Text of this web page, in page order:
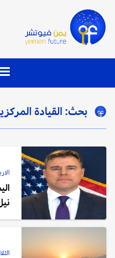
بحث: القيادة
الثلاثاء,